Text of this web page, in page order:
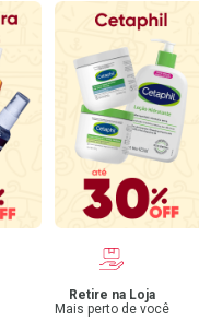
Retire na Loja
Mais perto de você